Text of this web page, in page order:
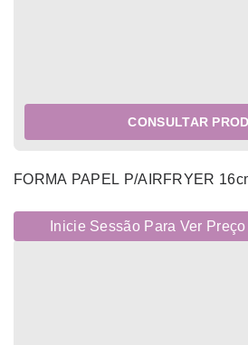
CONSULTAR
FORMA PAPEL P/AIRFRYER
Inicie Sessão Para Ver Preço